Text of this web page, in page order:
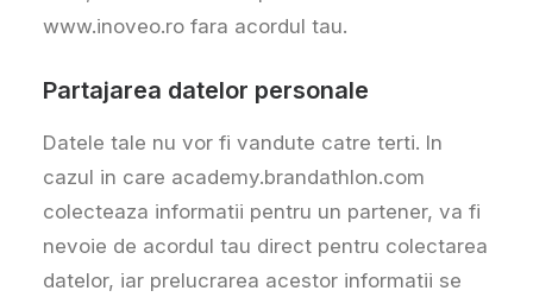
www.inoveo.ro fara acordul tau.
Partajarea datelor personale
Datele tale nu vor fi vandute catre terti. In
cazul in care academy.brandathlon.com
colecteaza informatii pentru un partener, va fi
nevoie de acordul tau direct pentru colectarea
datelor, iar prelucrarea acestor informatii se